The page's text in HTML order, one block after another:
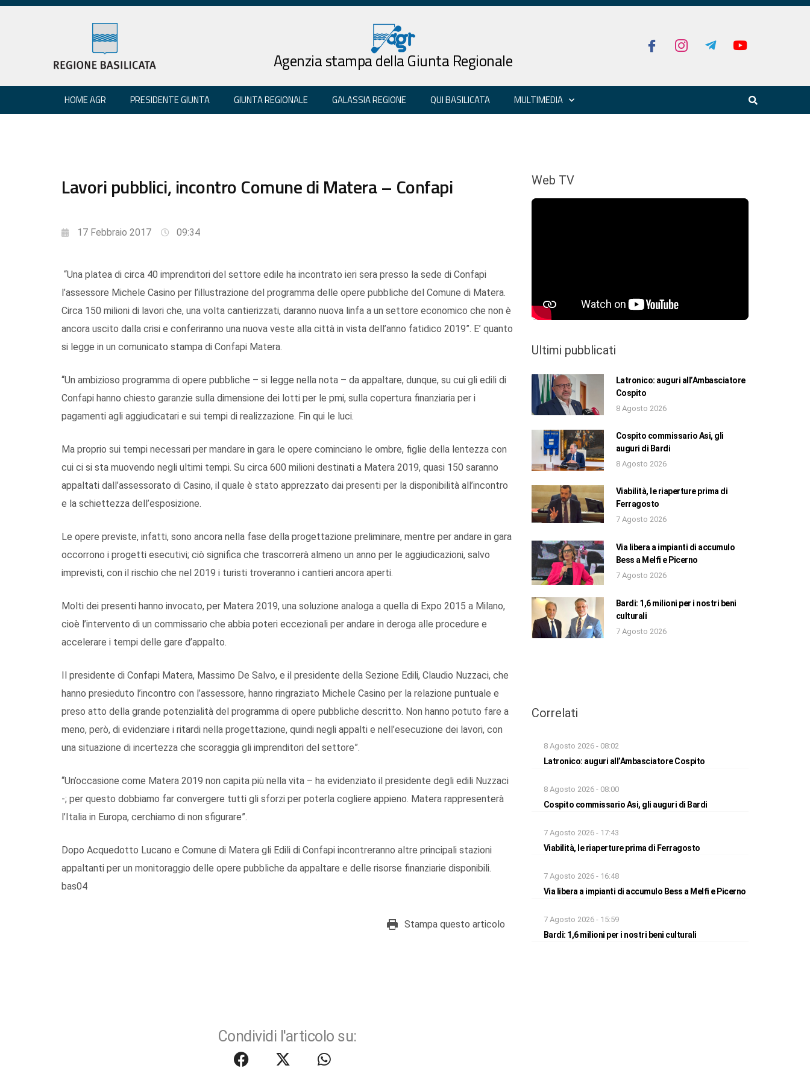
Agenzia stampa della Giunta Regionale
HOME AGR PRESIDENTE GIUNTA GIUNTA REGIONALE GALASSIA REGIONE QUI BASILICATA MULTIMEDIA
Lavori pubblici, incontro Comune di Matera – Confapi
17 Febbraio 2017 09:34
“Una platea di circa 40 imprenditori del settore edile ha incontrato ieri sera presso la sede di Confapi
l’assessore Michele Casino per l’illustrazione del programma delle opere pubbliche del Comune di Matera.
Circa 150 milioni di lavori che, una volta cantierizzati, daranno nuova linfa a un settore economico che non è
ancora uscito dalla crisi e conferiranno una nuova veste alla città in vista dell’anno fatidico 2019”. E’ quanto
si legge in un comunicato stampa di Confapi Matera.
“Un ambizioso programma di opere pubbliche – si legge nella nota – da appaltare, dunque, su cui gli edili di
Confapi hanno chiesto garanzie sulla dimensione dei lotti per le pmi, sulla copertura finanziaria per i
pagamenti agli aggiudicatari e sui tempi di realizzazione. Fin qui le luci.
Ma proprio sui tempi necessari per mandare in gara le opere cominciano le ombre, figlie della lentezza con
cui ci si sta muovendo negli ultimi tempi. Su circa 600 milioni destinati a Matera 2019, quasi 150 saranno
appaltati dall’assessorato di Casino, il quale è stato apprezzato dai presenti per la disponibilità all’incontro
e la schiettezza dell’esposizione.
Le opere previste, infatti, sono ancora nella fase della progettazione preliminare, mentre per andare in gara
occorrono i progetti esecutivi; ciò significa che trascorrerà almeno un anno per le aggiudicazioni, salvo
imprevisti, con il rischio che nel 2019 i turisti troveranno i cantieri ancora aperti.
Molti dei presenti hanno invocato, per Matera 2019, una soluzione analoga a quella di Expo 2015 a Milano,
cioè l’intervento di un commissario che abbia poteri eccezionali per andare in deroga alle procedure e
accelerare i tempi delle gare d’appalto.
Il presidente di Confapi Matera, Massimo De Salvo, e il presidente della Sezione Edili, Claudio Nuzzaci, che
hanno presieduto l’incontro con l’assessore, hanno ringraziato Michele Casino per la relazione puntuale e
preso atto della grande potenzialità del programma di opere pubbliche descritto. Non hanno potuto fare a
meno, però, di evidenziare i ritardi nella progettazione, quindi negli appalti e nell’esecuzione dei lavori, con
una situazione di incertezza che scoraggia gli imprenditori del settore”.
“Un’occasione come Matera 2019 non capita più nella vita – ha evidenziato il presidente degli edili Nuzzaci
-; per questo dobbiamo far convergere tutti gli sforzi per poterla cogliere appieno. Matera rappresenterà
l’Italia in Europa, cerchiamo di non sfigurare”.
Dopo Acquedotto Lucano e Comune di Matera gli Edili di Confapi incontreranno altre principali stazioni
appaltanti per un monitoraggio delle opere pubbliche da appaltare e delle risorse finanziarie disponibili.
bas04
Stampa questo articolo
Condividi l'articolo su:
Web TV
Ultimi pubblicati
Latronico: auguri all’Ambasciatore
Cospito
8 Agosto 2026
Cospito commissario Asi, gli
auguri di Bardi
8 Agosto 2026
Viabilità, le riaperture prima di
Ferragosto
7 Agosto 2026
Via libera a impianti di accumulo
Bess a Melfi e Picerno
7 Agosto 2026
Bardi: 1,6 milioni per i nostri beni
culturali
7 Agosto 2026
Correlati
8 Agosto 2026 - 08:02
Latronico: auguri all’Ambasciatore Cospito
8 Agosto 2026 - 08:00
Cospito commissario Asi, gli auguri di Bardi
7 Agosto 2026 - 17:43
Viabilità, le riaperture prima di Ferragosto
7 Agosto 2026 - 16:48
Via libera a impianti di accumulo Bess a Melfi e Picerno
7 Agosto 2026 - 15:59
Bardi: 1,6 milioni per i nostri beni culturali